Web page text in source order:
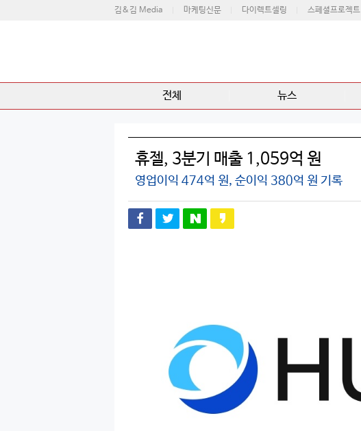
김&김 Media 마케팅신문 다이렉트셀링 스페셜프로젝트
전체 뉴스
휴젤, 3분기 매출 1,059억 원
영업이익 474억 원, 순이익 380억 원 기록